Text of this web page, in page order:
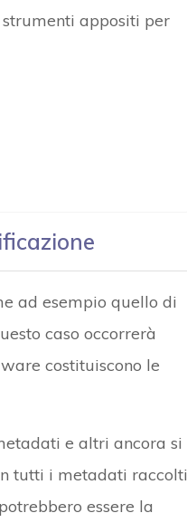
appositi per
ad esempio quello di
caso occorrerà
costituiscono le
e altri ancora si
tutti i metadati raccolti
essere la